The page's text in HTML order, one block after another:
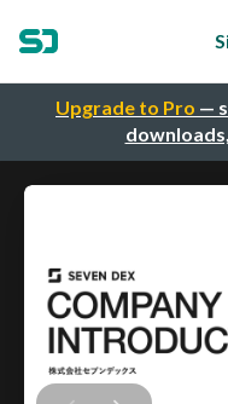
Upgrade to Pro —